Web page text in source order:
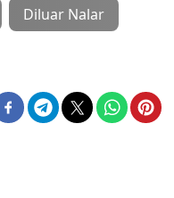
Diluar Nalar